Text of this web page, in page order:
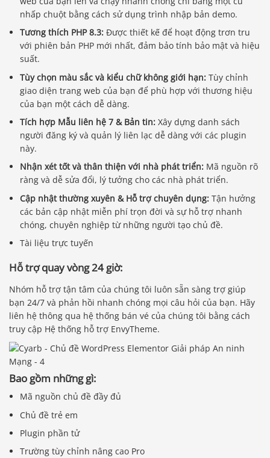
nhấp chuột bằng cách sử dụng trình nhập bản demo.
Tương thích PHP 8.3: Được thiết kế để hoạt động trơn tru
với phiên bản PHP mới nhất, đảm bảo tính bảo mật và hiệu
suất.
Tùy chọn màu sắc và kiểu chữ không giới hạn: Tùy chỉnh
giao diện trang web của bạn để phù hợp với thương hiệu
của bạn một cách dễ dàng.
Tích hợp Mẫu liên hệ 7 & Bản tin: Xây dựng danh sách
người đăng ký và quản lý liên lạc dễ dàng với các plugin
này.
Nhận xét tốt và thân thiện với nhà phát triển: Mã nguồn rõ
ràng và dễ sửa đổi, lý tưởng cho các nhà phát triển.
Cập nhật thường xuyên & Hỗ trợ chuyên dụng: Tận hưởng
các bản cập nhật miễn phí trọn đời và sự hỗ trợ nhanh
chóng, chuyên nghiệp từ những người tạo chủ đề.
Tài liệu trực tuyến
Hỗ trợ quay vòng 24 giờ:
Nhóm hỗ trợ tận tâm của chúng tôi luôn sẵn sàng trợ giúp
bạn 24/7 và phản hồi nhanh chóng mọi câu hỏi của bạn. Hãy
liên hệ thông qua hệ thống bán vé của chúng tôi bằng cách
truy cập Hệ thống hỗ trợ EnvyTheme.
Bao gồm những gì:
Mã nguồn chủ đề đầy đủ
Chủ đề trẻ em
Plugin phần tử
Trường tùy chỉnh nâng cao Pro